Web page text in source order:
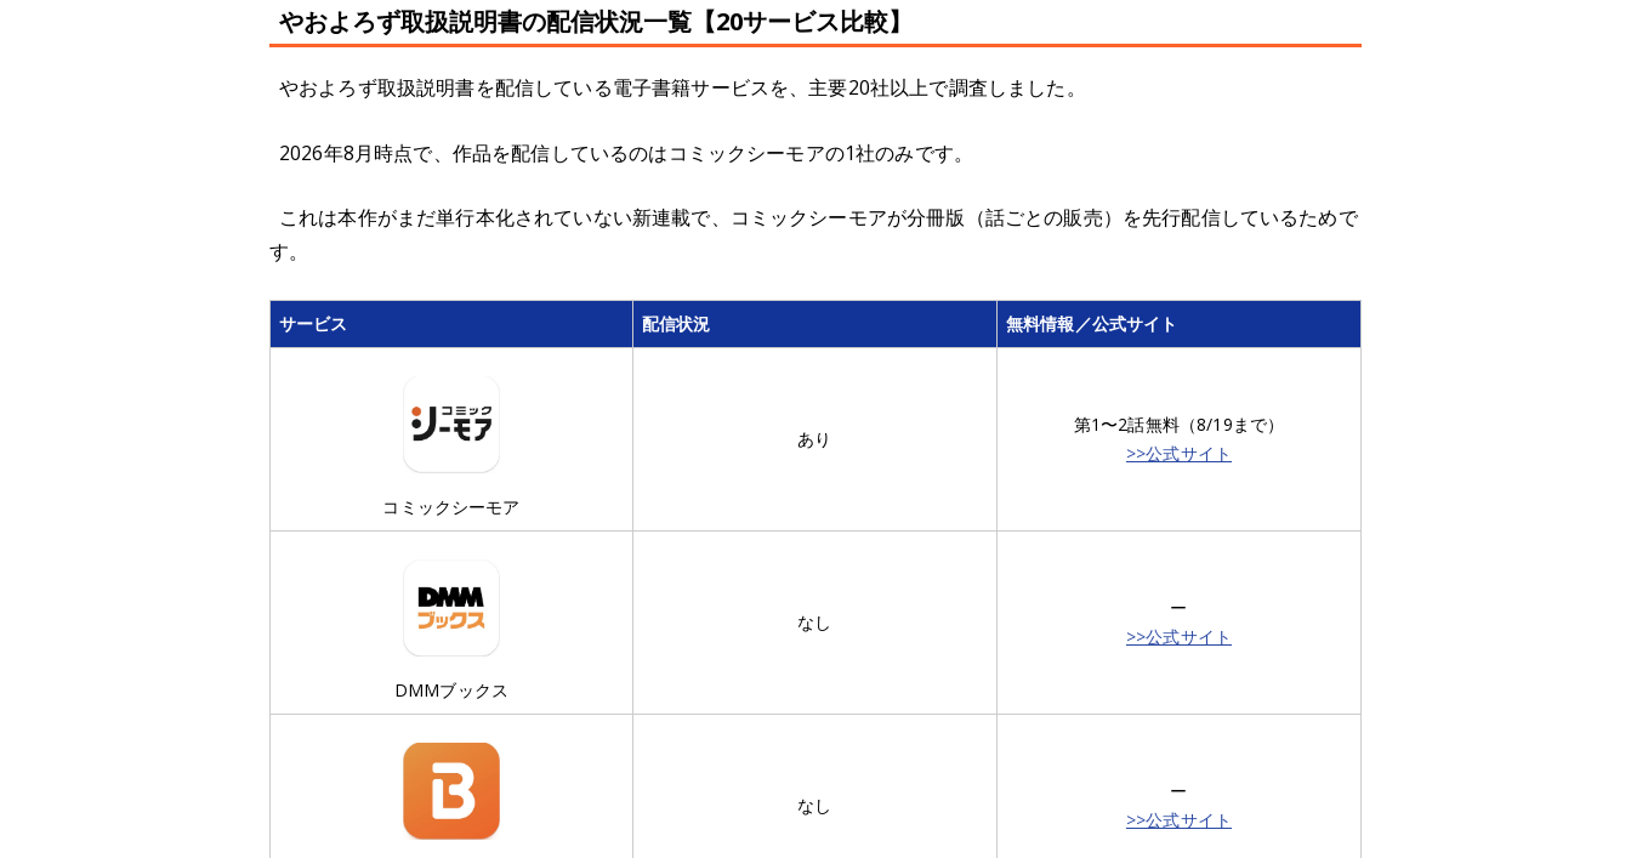
やおよろず取扱説明書の配信状況一覧【20サービス比較】
やおよろず取扱説明書を配信している電子書籍サービスを、主要20社以上で調査しました。
2026年8月時点で、作品を配信しているのはコミックシーモアの1社のみです。
これは本作がまだ単行本化されていない新連載で、コミックシーモアが分冊版（話ごとの販売）を先行配信しているためで
す。
サービス 配信状況 無料情報／公式サイト
コミックシーモア
あり
第1〜2話無料（8/19まで）
>>公式サイト
DMMブックス
なし
ー
>>公式サイト
なし
ー
>>公式サイト